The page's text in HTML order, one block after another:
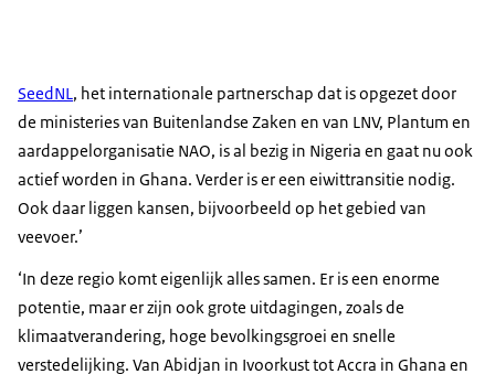
SeedNL, het internationale partnerschap dat is opgezet door
de ministeries van Buitenlandse Zaken en van LNV, Plantum en
aardappelorganisatie NAO, is al bezig in Nigeria en gaat nu ook
actief worden in Ghana. Verder is er een eiwittransitie nodig.
Ook daar liggen kansen, bijvoorbeeld op het gebied van
veevoer.’
‘In deze regio komt eigenlijk alles samen. Er is een enorme
potentie, maar er zijn ook grote uitdagingen, zoals de
klimaatverandering, hoge bevolkingsgroei en snelle
verstedelijking. Van Abidjan in Ivoorkust tot Accra in Ghana en